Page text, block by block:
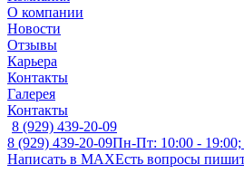
О компании
Новости
Отзывы
Карьера
Контакты
Галерея
Контакты
8 (929) 439-20-09
8 (929) 439-20-09Пн-Пт: 10:00 -
Написать в MAXЕсть вопросы